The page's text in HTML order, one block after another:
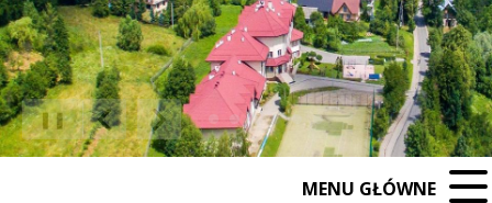
Poprzedni Element
Następny Element
❚❚
MENU GŁÓWNE